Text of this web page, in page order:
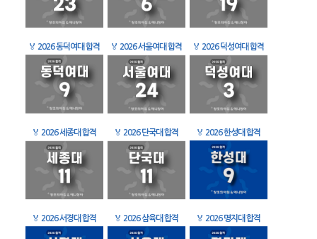
🏅 2026 동덕여대 합격 🏅 2026 서울여대 합격 🏅 2026 덕성여대 합격
🏅 2026 세종대 합격 🏅 2026 단국대 합격 🏅 2026 한성대 합격
🏅 2026 서경대 합격 🏅 2026 삼육대 합격 🏅 2026 명지대 합격